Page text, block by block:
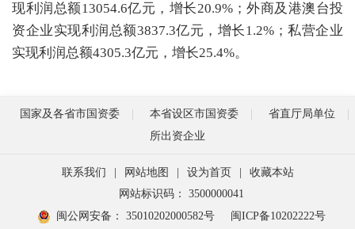
现利润总额13054.6亿元，增长20.9%；外商及港澳台投
资企业实现利润总额3837.3亿元，增长1.2%；私营企业
实现利润总额4305.3亿元，增长25.4%。
国家及各省市国资委 本省设区市国资委
省直厅局单位
所出资企业
联系我们 网站地图 设为首页
收藏本站
网站标识码： 3500000041
闽公网安备： 35010202000582号
闽ICP备10202222号